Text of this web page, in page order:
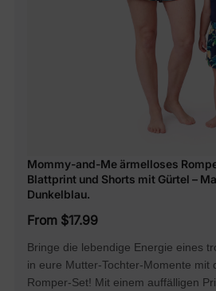
Mommy-and-Me ärmelloses
Blattprint und Shorts mit Gürtel –
Dunkelblau.
From $17.99
Bringe die lebendige Energie eines
in eure Mutter-Tochter-Momente mit
Romper-Set! Mit einem auffälligen